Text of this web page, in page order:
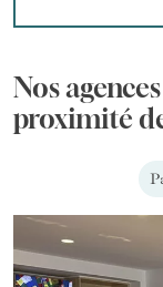
Nos
proximité